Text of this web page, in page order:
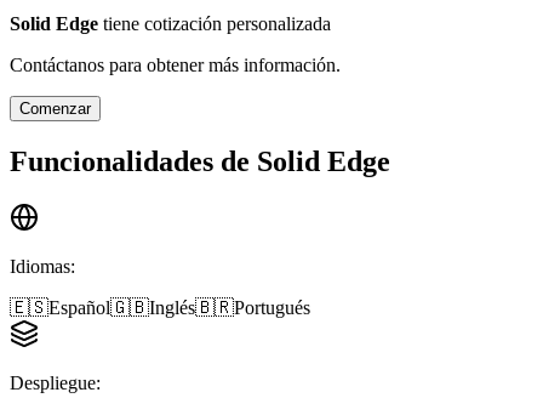
Solid Edge tiene cotización personalizada
Contáctanos para obtener más información.
Comenzar
Funcionalidades de Solid Edge
Idiomas:
🇪🇸Español🇬🇧Inglés🇧🇷Portugués
Despliegue: